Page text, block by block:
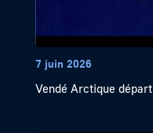
7 juin 2026
Vendé Arctique départ